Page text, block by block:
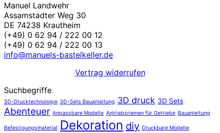
Manuel Landwehr
Assamstadter Weg 30
DE 74238 Krautheim
(+49) 0 62 94 / 222 00 12
(+49) 0 62 94 / 222 00 13
info@manuels-bastelkeller.de
Vertrag widerrufen
Suchbegriffe
3D-Drucktechnologie 3D-Sets Bauanleitung 3D druck 3D Sets
Abenteuer Anpassbare Modelle Antriebsriemen für Getriebe Bauanleitung
Befestigungsmaterial Dekoration diy Druckbare Modelle